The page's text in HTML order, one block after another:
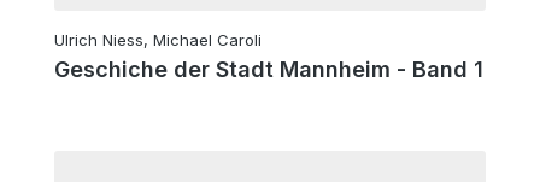
Ulrich Niess, Michael Caroli
Geschiche der Stadt Mannheim - Band 1